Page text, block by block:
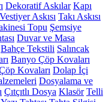
Dekoratif Askılar Kapı
Vestiyer Askısı Takı Askısı
Topu Şemsiye
Duvar ve Masa
Bahçe Tekstili Salıncak
Banyo Çöp Kovaları
Kovaları Dolap İçi
Dosyalama ve
Çıtçıtlı Dosya Klasör Telli